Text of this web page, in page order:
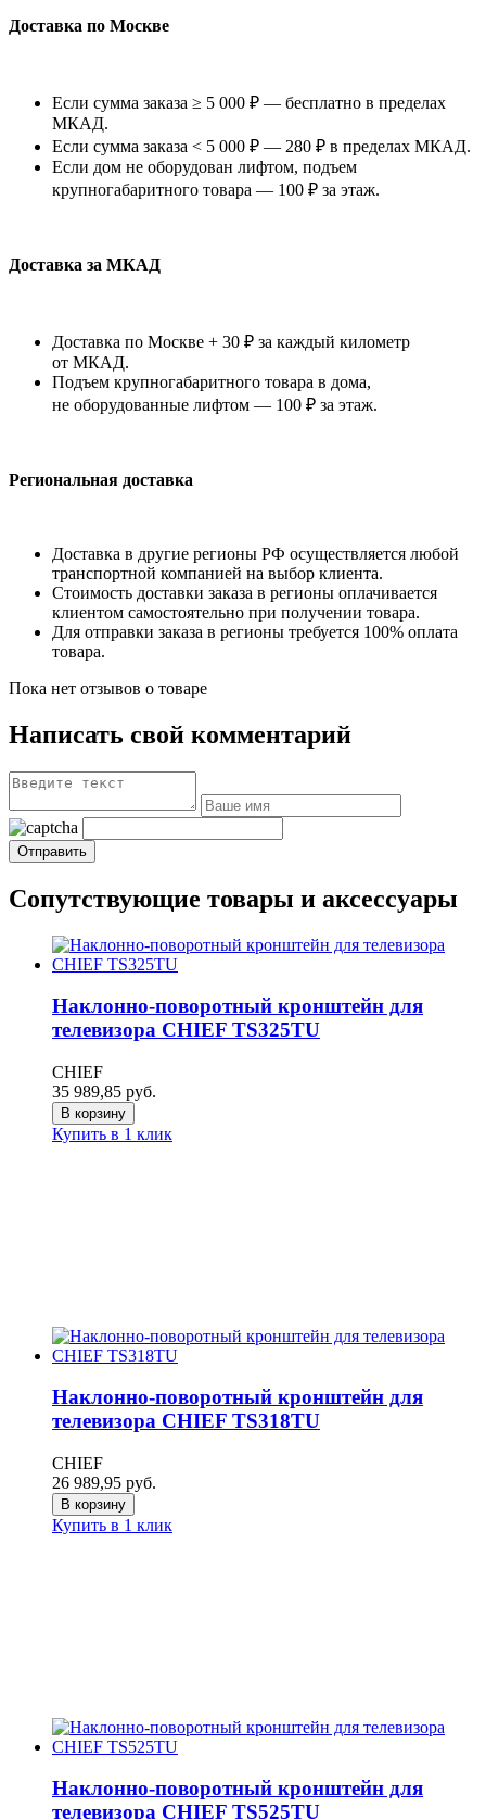
Доставка по Москве
Если сумма заказа ≥ 5 000 ₽ — бесплатно в пределах
МКАД.
Если сумма заказа < 5 000 ₽ — 280 ₽ в пределах МКАД.
Если дом не оборудован лифтом, подъем
крупногабаритного товара — 100 ₽ за этаж.
Доставка за МКАД
Доставка по Москве + 30 ₽ за каждый километр
от МКАД.
Подъем крупногабаритного товара в дома,
не оборудованные лифтом — 100 ₽ за этаж.
Региональная доставка
Доставка в другие регионы РФ осуществляется любой
транспортной компанией на выбор клиента.
Стоимость доставки заказа в регионы оплачивается
клиентом самостоятельно при получении товара.
Для отправки заказа в регионы требуется 100% оплата
товара.
Пока нет отзывов о товаре
Написать свой комментарий
Сопутствующие товары и аксессуары
Наклонно-поворотный кронштейн для
телевизора CHIEF TS325TU
CHIEF
35 989,85 руб.
В корзину
Купить в 1 клик
Наклонно-поворотный кронштейн для
телевизора CHIEF TS318TU
CHIEF
26 989,95 руб.
В корзину
Купить в 1 клик
Наклонно-поворотный кронштейн для
телевизора CHIEF TS525TU